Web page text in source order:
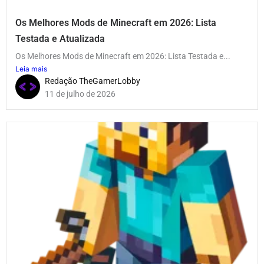
Os Melhores Mods de Minecraft em 2026: Lista
Testada e Atualizada
Os Melhores Mods de Minecraft em 2026: Lista Testada e...
Leia mais
Redação TheGamerLobby
11 de julho de 2026